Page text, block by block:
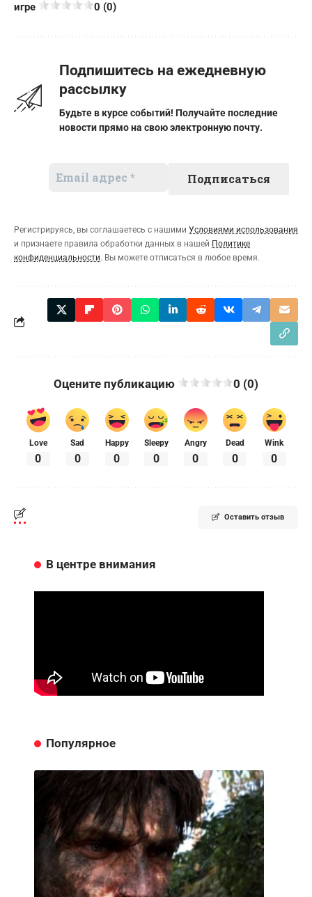
игре
0 (0)
Подпишитесь на ежедневную
рассылку
Будьте в курсе событий! Получайте последние
новости прямо на свою электронную почту.
Регистрируясь, вы соглашаетесь с нашими Условиями использования
и признаете правила обработки данных в нашей Политике
конфиденциальности. Вы можете отписаться в любое время.
Оцените публикацию 0 (0)
Love
0
Sad
0
Happy
0
Sleepy
0
Angry
0
Dead
0
Wink
0
Оставить отзыв
В центре внимания
Популярное